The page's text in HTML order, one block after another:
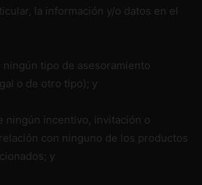
la información y/o datos en el
ningún tipo de asesoramiento
o de otro tipo); y
ningún incentivo, invitación o
con ninguno de los productos
y